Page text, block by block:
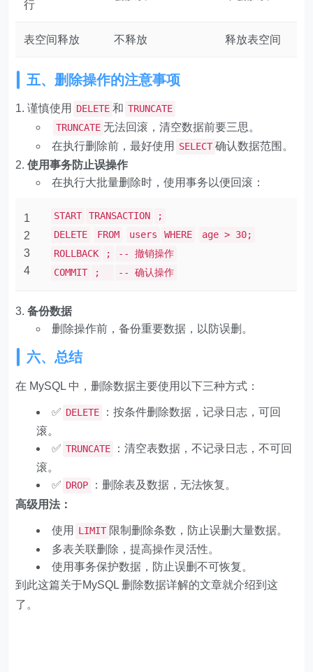
行
表空间释放 不释放 释放表空间
五、删除操作的注意事项
谨慎使用 DELETE 和 TRUNCATE
TRUNCATE 无法回滚，清空数据前要三思。
在执行删除前，最好使用
SELECT 确认数据范围。
使用事务防止误操作
在执行大批量删除时，使用事务以便回滚：
1
2
3
4
START TRANSACTION
;
DELETE
FROM users WHERE
age > 30;
ROLLBACK
;
-- 撤销操作
COMMIT
; -- 确认操作
备份数据
删除操作前，备份重要数据，以防误删。
六、总结
在 MySQL 中，删除数据主要使用以下三种方式：
✅ DELETE
：按条件删除数据，记录日志，可回
滚。
✅ TRUNCATE
：清空表数据，不记录日志，不可回
滚。
✅ DROP
：删除表及数据，无法恢复。
高级用法：
使用 LIMIT 限制删除条数，防止误删大量数据。
多表关联删除，提高操作灵活性。
使用事务保护数据，防止误删不可恢复。
到此这篇关于MySQL 删除数据详解的文章就介绍到这
了。